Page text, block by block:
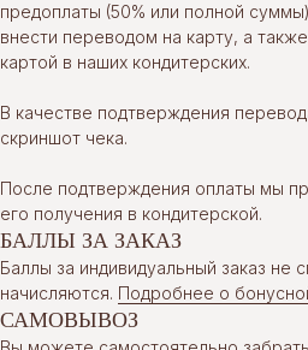
предоплаты (50% или полной
внести переводом на карту, а
картой в наших кондитерских.
В качестве подтверждения
скриншот чека.
После подтверждения оплаты мы
его получения в кондитерской.
БАЛЛЫ ЗА ЗАКАЗ
Баллы за индивидуальный заказ не
начисляются. Подробнее о
САМОВЫВОЗ